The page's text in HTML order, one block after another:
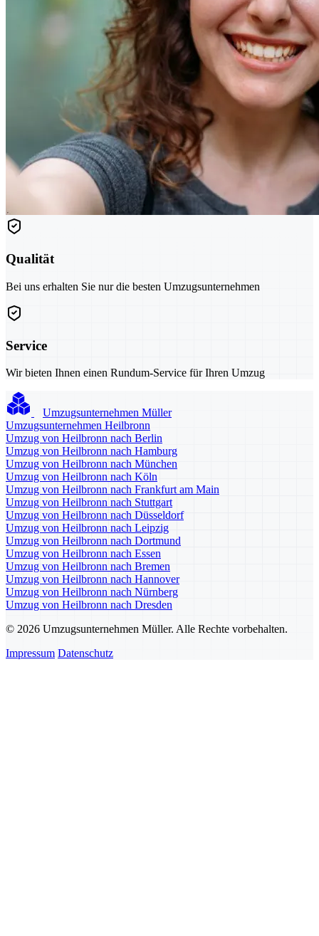
Qualität
Bei uns erhalten Sie nur die besten Umzugsunternehmen
Service
Wir bieten Ihnen einen Rundum-Service für Ihren Umzug
Umzugsunternehmen Müller
Umzugsunternehmen Heilbronn
Umzug von Heilbronn nach Berlin
Umzug von Heilbronn nach Hamburg
Umzug von Heilbronn nach München
Umzug von Heilbronn nach Köln
Umzug von Heilbronn nach Frankfurt am Main
Umzug von Heilbronn nach Stuttgart
Umzug von Heilbronn nach Düsseldorf
Umzug von Heilbronn nach Leipzig
Umzug von Heilbronn nach Dortmund
Umzug von Heilbronn nach Essen
Umzug von Heilbronn nach Bremen
Umzug von Heilbronn nach Hannover
Umzug von Heilbronn nach Nürnberg
Umzug von Heilbronn nach Dresden
© 2026 Umzugsunternehmen Müller. Alle Rechte vorbehalten.
Impressum Datenschutz